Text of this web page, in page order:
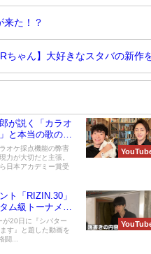
来た！？
Rちゃん】大好きなスタバの新
が説く「カラオ
と本当の歌の上
オケ採点機能の弊害
力が大切だと主張。
日本アカデミー賞受
ト「RIZIN.30」
ム級トーナメン
きた」
20日に『シバター
す』と題した動画を
闘...